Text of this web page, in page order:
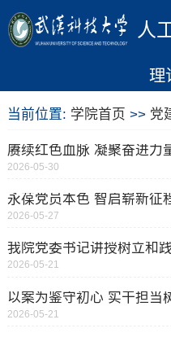
人
理
当前位置: 学院首页 >> 党
2026-05-30
2026-05-27
我院党委书记讲授树立和
2026-05-21
以案为鉴守初心 实干担当
2026-05-21